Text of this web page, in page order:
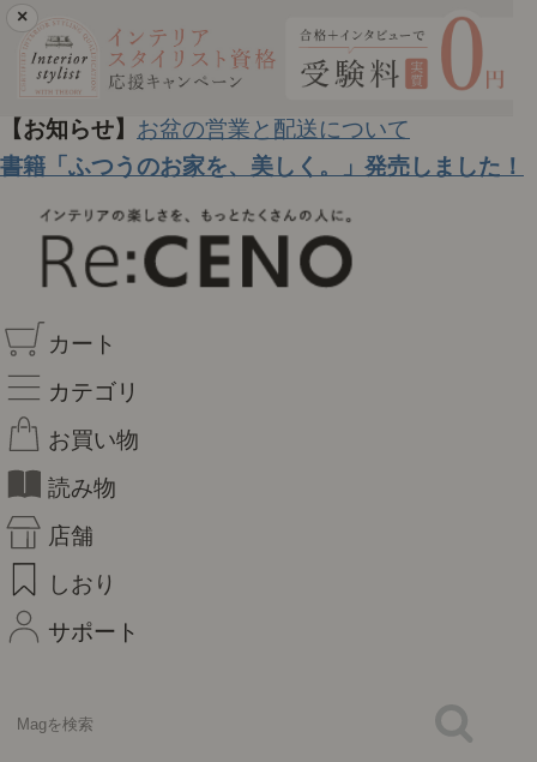
×
【お知らせ】 お盆の営業と配送について
書籍「ふつうのお家を、美しく。」発売しました！
カート
カテゴリ
お買い物
読み物
店舗
しおり
サポート